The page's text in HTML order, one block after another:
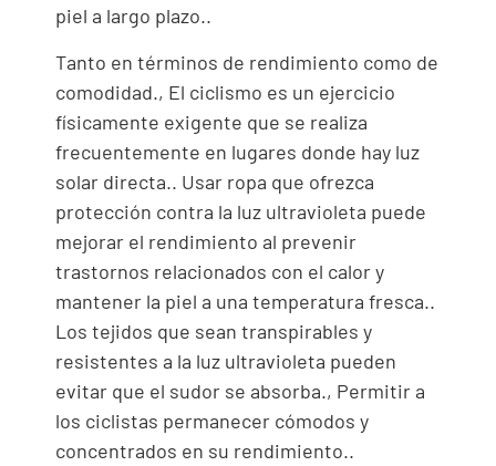
piel a largo plazo..
Tanto en términos de rendimiento como de
comodidad., El ciclismo es un ejercicio
físicamente exigente que se realiza
frecuentemente en lugares donde hay luz
solar directa.. Usar ropa que ofrezca
protección contra la luz ultravioleta puede
mejorar el rendimiento al prevenir
trastornos relacionados con el calor y
mantener la piel a una temperatura fresca..
Los tejidos que sean transpirables y
resistentes a la luz ultravioleta pueden
evitar que el sudor se absorba., Permitir a
los ciclistas permanecer cómodos y
concentrados en su rendimiento..